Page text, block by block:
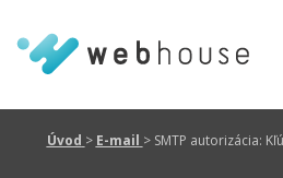
Úvod > E-mail > SMTP autorizácia: